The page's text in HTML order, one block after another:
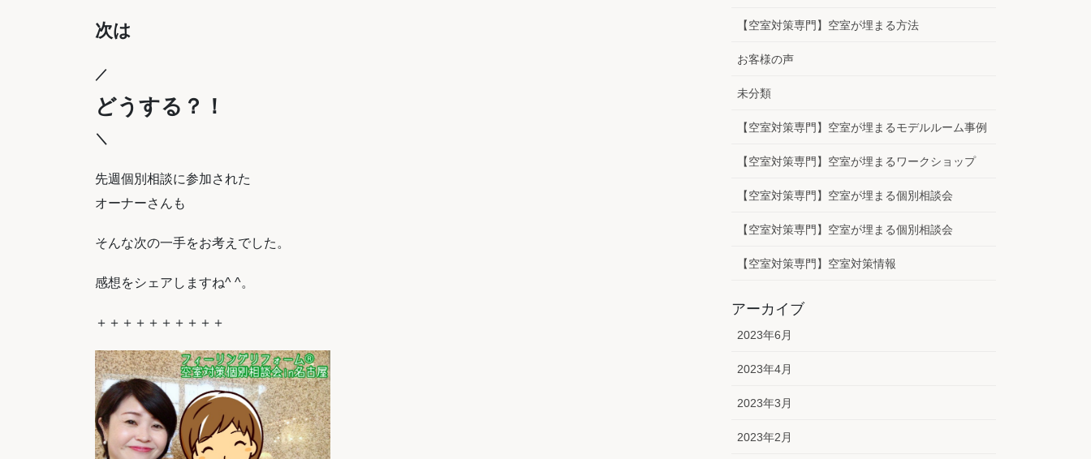
次は
／
どうする？！
＼
先週個別相談に参加された
オーナーさんも
そんな次の一手をお考えでした。
感想をシェアしますね^ ^。
＋＋＋＋＋＋＋＋＋＋
【空室対策専門】空室が埋まる方法
お客様の声
未分類
【空室対策専門】空室が埋まるモデルルーム事例
【空室対策専門】空室が埋まるワークショップ
【空室対策専門】空室が埋まる個別相談会
【空室対策専門】空室が埋まる個別相談会
【空室対策専門】空室対策情報
アーカイブ
2023年6月
2023年4月
2023年3月
2023年2月